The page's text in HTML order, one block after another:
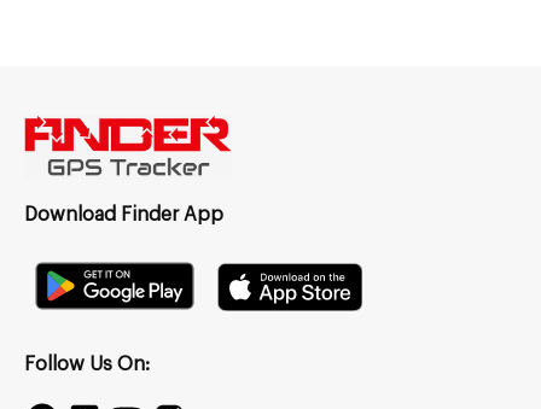
Download Finder App
Follow Us On: